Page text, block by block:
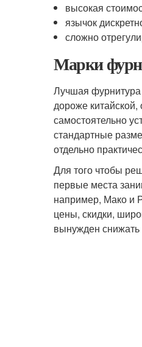
высокая
язычок
сложно
Марки
Лучшая фурнитура
дороже
самостоятельно
стандартные
отдельно
Для того чтобы
первые места
например, Мако и
цены, скидки,
вынужден снижать